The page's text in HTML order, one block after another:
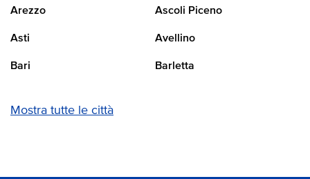
Arezzo Ascoli Piceno
Asti Avellino
Bari Barletta
Mostra tutte le città